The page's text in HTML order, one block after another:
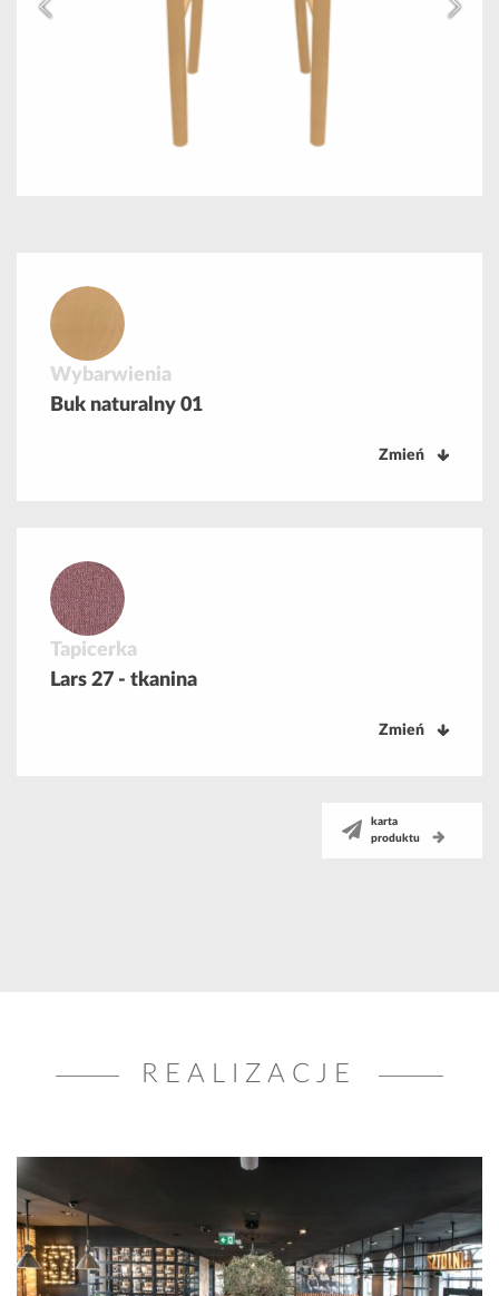
Wybarwienia
Buk naturalny 01
Zmień
Tapicerka
Lars 27 - tkanina
Zmień
karta
produktu
REALIZACJE